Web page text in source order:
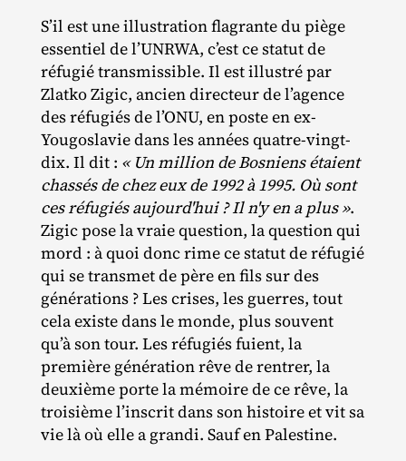
S’il est une illustration flagrante du piège
essentiel de l’UNRWA, c’est ce statut de
réfugié transmissible. Il est illustré par
Zlatko Zigic, ancien directeur de l’agence
des réfugiés de l’ONU, en poste en ex‐​
Yougoslavie dans les années quatre‐​vingt‐​
dix. Il dit : « Un million de Bosniens étaient
chassés de chez eux de 1992 à 1995. Où sont
ces réfugiés aujourd'hui ? Il n'y en a plus ».
Zigic pose la vraie question, la question qui
mord : à quoi donc rime ce statut de réfugié
qui se transmet de père en fils sur des
générations ? Les crises, les guerres, tout
cela existe dans le monde, plus souvent
qu’à son tour. Les réfugiés fuient, la
première génération rêve de rentrer, la
deuxième porte la mémoire de ce rêve, la
troisième l’inscrit dans son histoire et vit sa
vie là où elle a grandi. Sauf en Palestine.